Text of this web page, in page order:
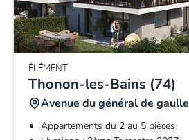
ÉLÉMENT
Thonon-les-Bains (74)
Avenue du général de gaulle
Appartements du 2 au 5 pièces